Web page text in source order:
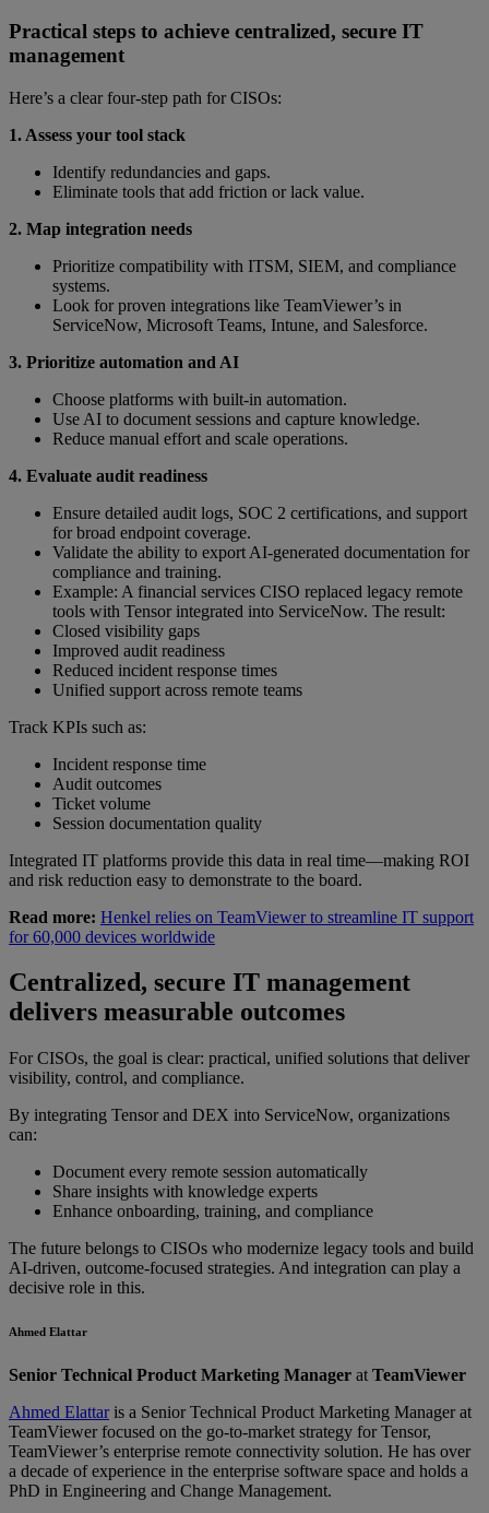
Practical steps to achieve centralized, secure IT
management
Here’s a clear four-step path for CISOs:
1. Assess your tool stack
Identify redundancies and gaps.
Eliminate tools that add friction or lack value.
2. Map integration needs
Prioritize compatibility with ITSM, SIEM, and compliance
systems.
Look for proven integrations like TeamViewer’s in
ServiceNow, Microsoft Teams, Intune, and Salesforce.
3. Prioritize automation and AI
Choose platforms with built-in automation.
Use AI to document sessions and capture knowledge.
Reduce manual effort and scale operations.
4. Evaluate audit readiness
Ensure detailed audit logs, SOC 2 certifications, and support
for broad endpoint coverage.
Validate the ability to export AI-generated documentation for
compliance and training.
Example: A financial services CISO replaced legacy remote
tools with Tensor integrated into ServiceNow. The result:
Closed visibility gaps
Improved audit readiness
Reduced incident response times
Unified support across remote teams
Track KPIs such as:
Incident response time
Audit outcomes
Ticket volume
Session documentation quality
Integrated IT platforms provide this data in real time—making ROI
and risk reduction easy to demonstrate to the board.
Read more: Henkel relies on TeamViewer to streamline IT support
for 60,000 devices worldwide
Centralized, secure IT management
delivers measurable outcomes
For CISOs, the goal is clear: practical, unified solutions that deliver
visibility, control, and compliance.
By integrating Tensor and DEX into ServiceNow, organizations
can:
Document every remote session automatically
Share insights with knowledge experts
Enhance onboarding, training, and compliance
The future belongs to CISOs who modernize legacy tools and build
AI-driven, outcome-focused strategies. And integration can play a
decisive role in this.
Ahmed Elattar
Senior Technical Product Marketing Manager at TeamViewer
Ahmed Elattaris a Senior Technical Product Marketing Manager at
TeamViewer focused on the go-to-market strategy for Tensor,
TeamViewer’s enterprise remote connectivity solution. He has over
a decade of experience in the enterprise software space and holds a
PhD in Engineering and Change Management.